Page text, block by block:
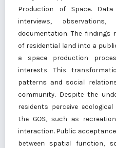
Production of Space.
interviews,
documentation. The findings
of residential land into a
a space production
interests. This
patterns and social
community. Despite the
residents perceive
the GOS, such as
interaction. Public
between spatial function,